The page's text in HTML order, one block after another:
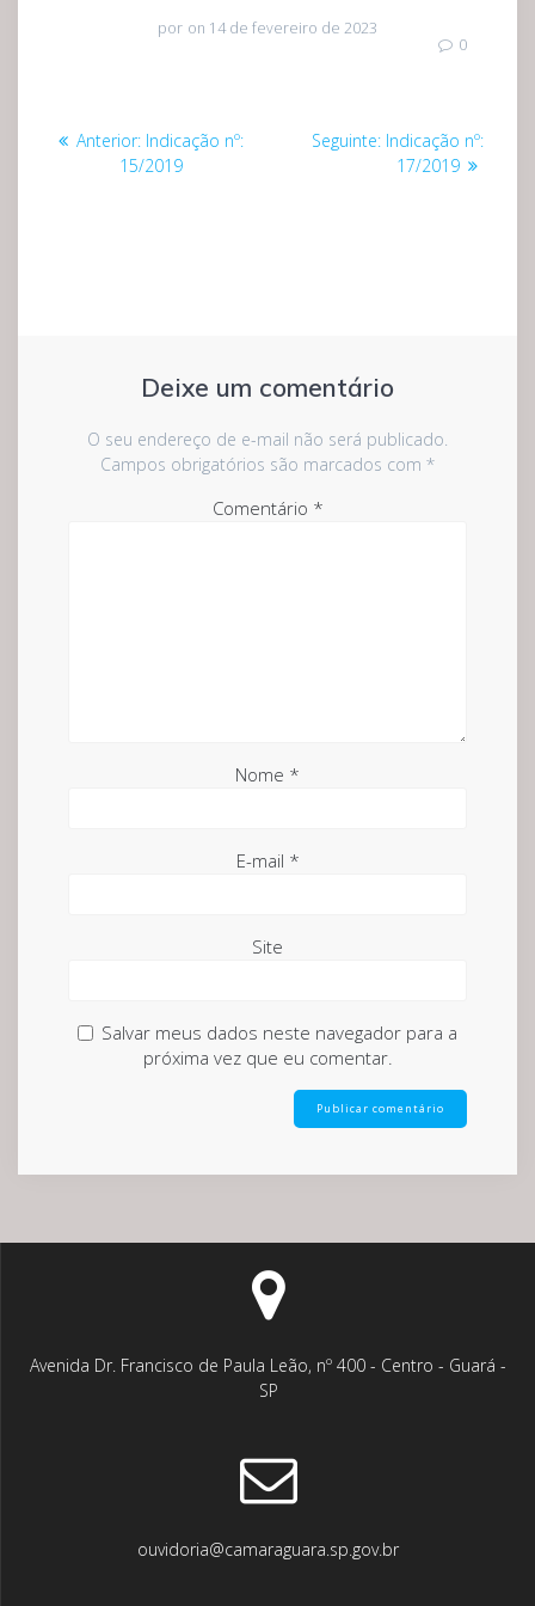
por on 14 de fevereiro de 2023
0
Navegação
Anterior: Post
anterior:
Indicação nº:
15/2019
Seguinte: Post
seguinte:
Indicação nº:
17/2019
Deixe um comentário
O seu endereço de e-mail não será publicado.
Campos obrigatórios são marcados com *
Comentário *
Nome *
E-mail *
Site
Salvar meus dados neste navegador para a
próxima vez que eu comentar.
Avenida Dr. Francisco de Paula Leão, nº 400 - Centro - Guará -
SP
ouvidoria@camaraguara.sp.gov.br